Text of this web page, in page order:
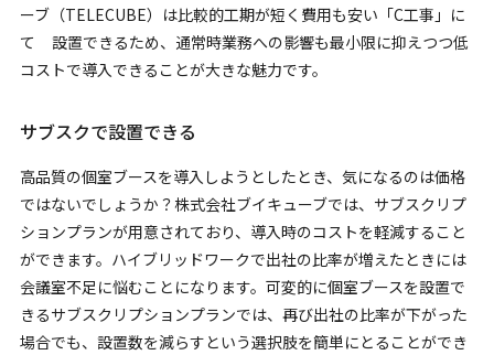
ーブ（TELECUBE）は比較的工期が短く費用も安い「C工事」に
て 設置できるため、通常時業務への影響も最小限に抑えつつ低
コストで導入できることが大きな魅力です。
サブスクで設置できる
高品質の個室ブースを導入しようとしたとき、気になるのは価格
ではないでしょうか？株式会社ブイキューブでは、サブスクリプ
ションプランが用意されており、導入時のコストを軽減すること
ができます。ハイブリッドワークで出社の比率が増えたときには
会議室不足に悩むことになります。可変的に個室ブースを設置で
きるサブスクリプションプランでは、再び出社の比率が下がった
場合でも、設置数を減らすという選択肢を簡単にとることができ